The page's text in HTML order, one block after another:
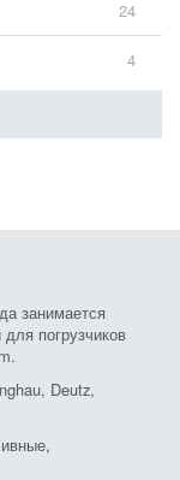
24
4
занимается
погрузчиков
Deutz,